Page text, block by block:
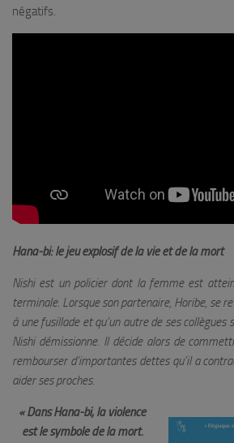
négatifs.
Hana-bi: le jeu explosif de la vie et de la mort
Nishi est un policier dont la femme est
terminale. Lorsque son partenaire, Horibe, se
à une fusillade et qu’un autre de ses collègues
Nishi démissionne. Il décide alors de
rembourser d’importantes dettes qu’il a
aider ses proches.
« Dans Hana-bi, la violence
est le symbole de la mort.